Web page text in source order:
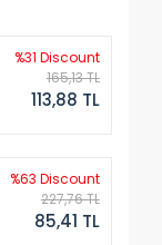
%31 Discount
165,13 TL
113,88 TL
%63 Discount
227,76 TL
85,41 TL